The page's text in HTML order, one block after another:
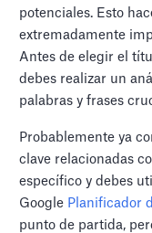
potenciales. Esto
extremadamente
Antes de elegir el
debes realizar un
palabras y frases
Probablemente ya
clave relacionadas
específico y debes
Google Planificador
punto de partida,